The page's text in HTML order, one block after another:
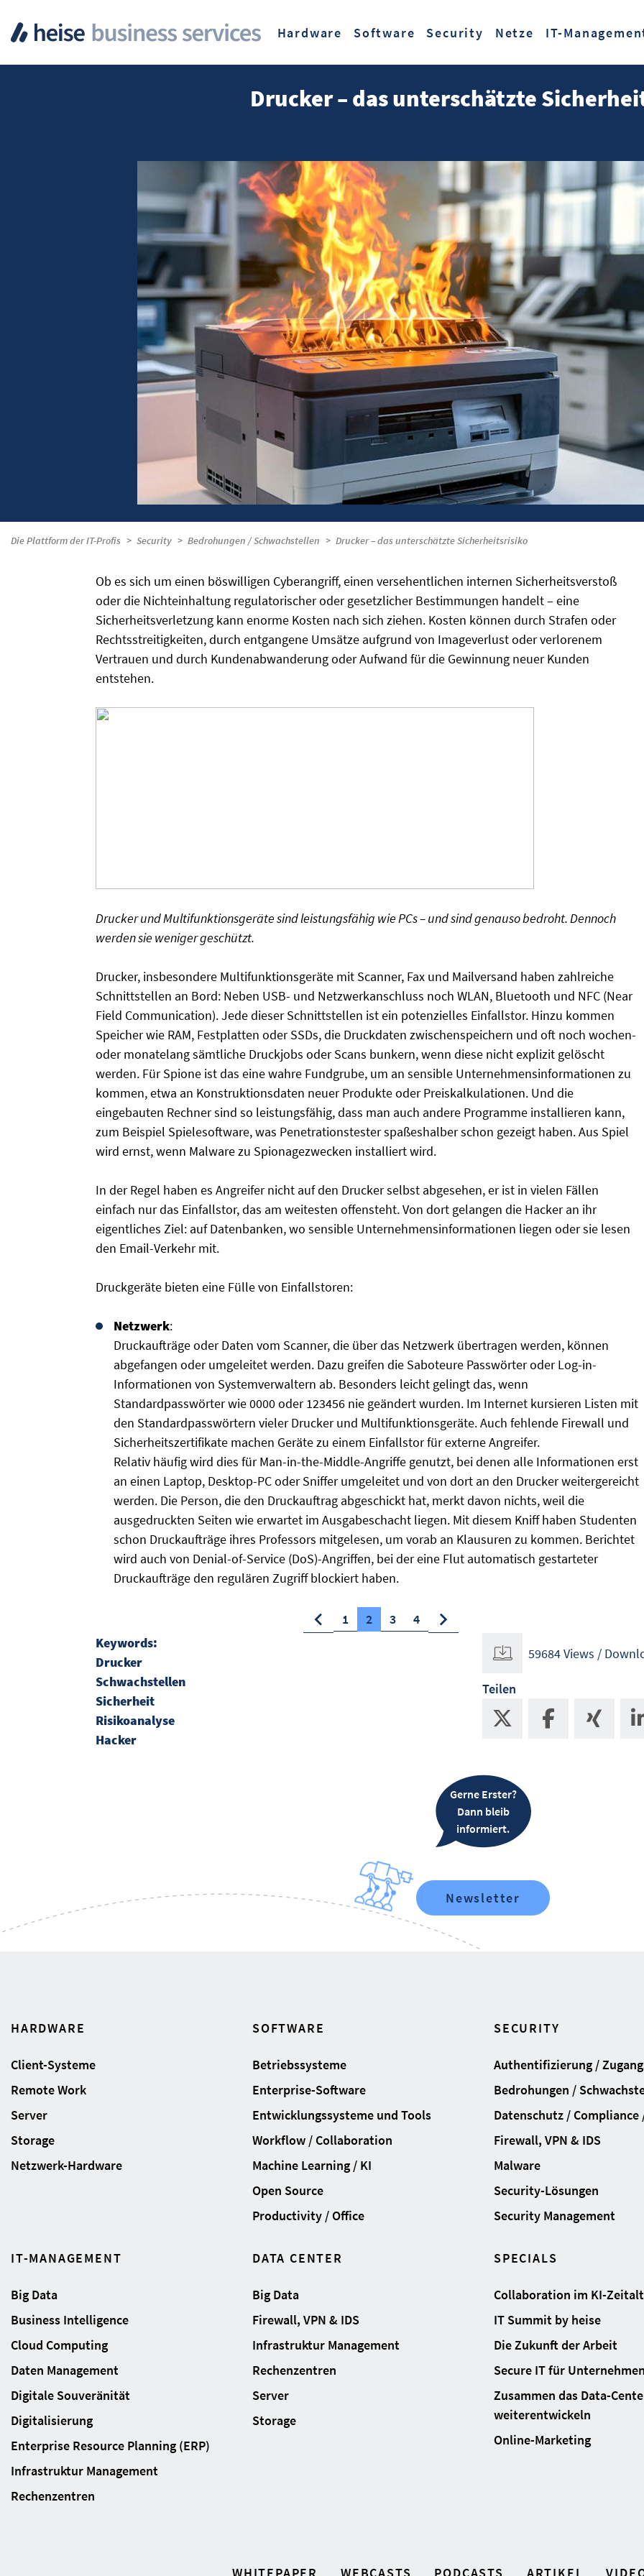
Hardware
Software Security Netze IT-
Drucker – das unterschätzte
Die Plattform der IT-Profis Security Bedrohungen / Schwachstellen Drucker – das unterschätzte Sicherheitsrisiko
Ob es sich um einen böswilligen Cyberangriff, einen versehentlichen internen Sicherheitsverstoß
oder die Nichteinhaltung regulatorischer oder gesetzlicher Bestimmungen handelt – eine
Sicherheitsverletzung kann enorme Kosten nach sich ziehen. Kosten können durch Strafen oder
Rechtsstreitigkeiten, durch entgangene Umsätze aufgrund von Imageverlust oder verlorenem
Vertrauen und durch Kundenabwanderung oder Aufwand für die Gewinnung neuer Kunden
entstehen.
Drucker und Multifunktionsgeräte sind leistungsfähig wie PCs – und sind genauso bedroht. Dennoch
werden sie weniger geschützt.
Drucker, insbesondere Multifunktionsgeräte mit Scanner, Fax und Mailversand haben zahlreiche
Schnittstellen an Bord: Neben USB- und Netzwerkanschluss noch WLAN, Bluetooth und NFC (Near
Field Communication). Jede dieser Schnittstellen ist ein potenzielles Einfallstor. Hinzu kommen
Speicher wie RAM, Festplatten oder SSDs, die Druckdaten zwischenspeichern und oft noch wochen-
oder monatelang sämtliche Druckjobs oder Scans bunkern, wenn diese nicht explizit gelöscht
werden. Für Spione ist das eine wahre Fundgrube, um an sensible Unternehmensinformationen zu
kommen, etwa an Konstruktionsdaten neuer Produkte oder Preiskalkulationen. Und die
eingebauten Rechner sind so leistungsfähig, dass man auch andere Programme installieren kann,
zum Beispiel Spielesoftware, was Penetrationstester spaßeshalber schon gezeigt haben. Aus Spiel
wird ernst, wenn Malware zu Spionagezwecken installiert wird.
In der Regel haben es Angreifer nicht auf den Drucker selbst abgesehen, er ist in vielen Fällen
einfach nur das Einfallstor, das am weitesten offensteht. Von dort gelangen die Hacker an ihr
eigentliches Ziel: auf Datenbanken, wo sensible Unternehmensinformationen liegen oder sie lesen
den Email-Verkehr mit.
Druckgeräte bieten eine Fülle von Einfallstoren:
Netzwerk:
Druckaufträge oder Daten vom Scanner, die über das Netzwerk übertragen werden, können
abgefangen oder umgeleitet werden. Dazu greifen die Saboteure Passwörter oder Log-in-
Informationen von Systemverwaltern ab. Besonders leicht gelingt das, wenn
Standardpasswörter wie 0000 oder 123456 nie geändert wurden. Im Internet kursieren Listen mit
den Standardpasswörtern vieler Drucker und Multifunktionsgeräte. Auch fehlende Firewall und
Sicherheitszertifikate machen Geräte zu einem Einfallstor für externe Angreifer.
Relativ häufig wird dies für Man-in-the-Middle-Angriffe genutzt, bei denen alle Informationen erst
an einen Laptop, Desktop-PC oder Sniffer umgeleitet und von dort an den Drucker weitergereicht
werden. Die Person, die den Druckauftrag abgeschickt hat, merkt davon nichts, weil die
ausgedruckten Seiten wie erwartet im Ausgabeschacht liegen. Mit diesem Kniff haben Studenten
schon Druckaufträge ihres Professors mitgelesen, um vorab an Klausuren zu kommen. Berichtet
wird auch von Denial-of-Service (DoS)-Angriffen, bei der eine Flut automatisch gestarteter
Druckaufträge den regulären Zugriff blockiert haben.
1 2 3
4
Keywords:
Drucker
Schwachstellen
Sicherheit
Risikoanalyse
Hacker
59684 Views /
Teilen
Gerne Erster?
Dann bleib
informiert.
Newsletter
HARDWARE
Client-Systeme
Remote Work
Server
Storage
Netzwerk-Hardware
SOFTWARE
Betriebssysteme
Enterprise-Software
Entwicklungssysteme und Tools
Workflow / Collaboration
Machine Learning / KI
Open Source
Productivity / Office
SECURITY
Authentifizierung /
Bedrohungen /
Datenschutz /
Firewall, VPN & IDS
Malware
Security-Lösungen
Security Management
IT-MANAGEMENT
Big Data
Business Intelligence
Cloud Computing
Daten Management
Digitale Souveränität
Digitalisierung
Enterprise Resource Planning (ERP)
Infrastruktur Management
Rechenzentren
DATA CENTER
Big Data
Firewall, VPN & IDS
Infrastruktur Management
Rechenzentren
Server
Storage
SPECIALS
Collaboration im KI-
IT Summit by heise
Die Zukunft der Arbeit
Secure IT für
Zusammen das Data-
weiterentwickeln
Online-Marketing